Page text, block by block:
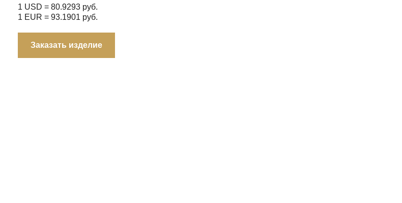
1 USD = 80.9293 руб.
1 EUR = 93.1901 руб.
Заказать изделие